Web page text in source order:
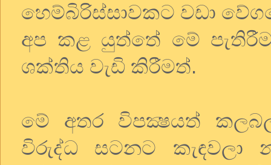
හෙම්බිරිස්සාවකට වඩා
අප කළ යුත්තේ මේ
ශක්තිය වැඩි කිරීමත්.
මේ අතර විපක්‍ෂයත්
විරුද්ධ සටනට කැඳවලා